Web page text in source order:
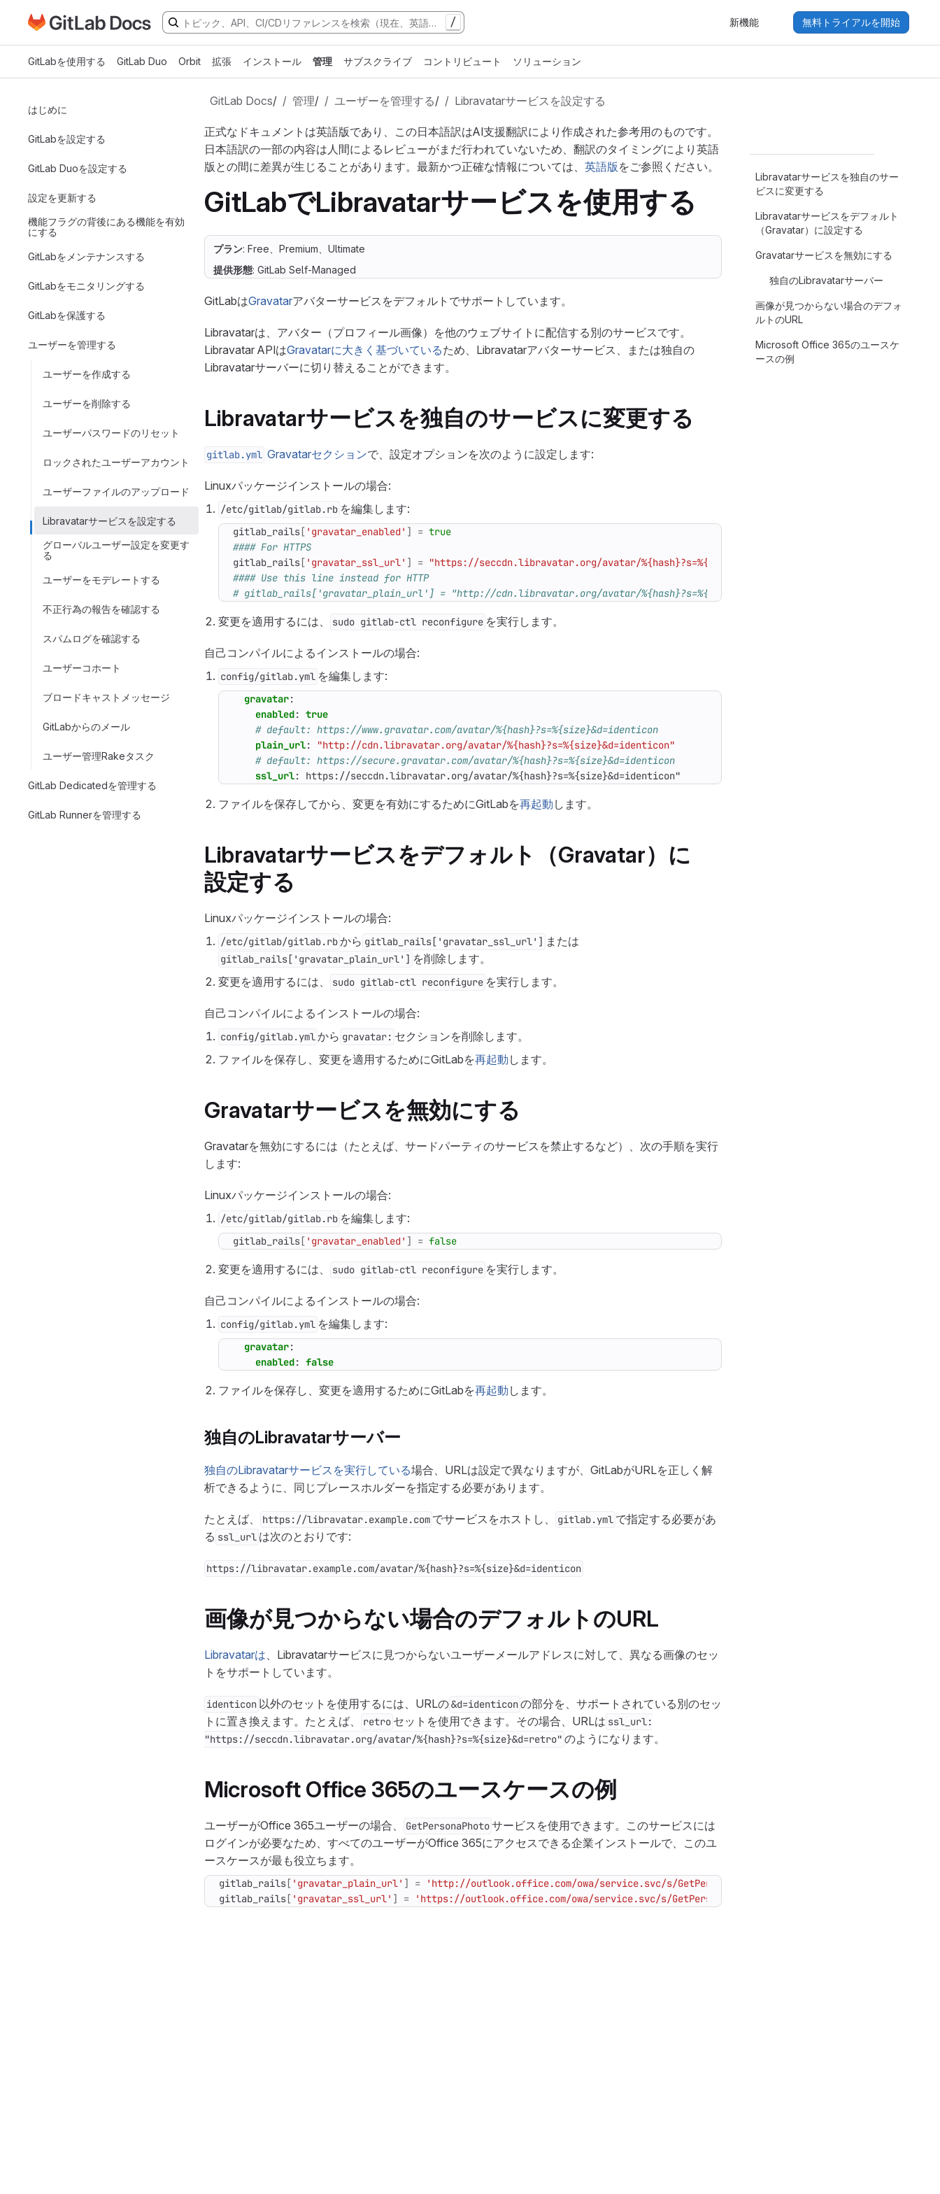
メインコンテンツにスキップ
GitLabドキュメントのホームページに移動 / 新機能 無料トライアルを開始
GitLabを使用する GitLab Duo Orbit 拡張 インストール 管理 サブスクライブ コントリビュート ソリューション
はじめに
GitLabを設定する
GitLab Duoを設定する
設定を更新する
機能フラグの背後にある機能を有効
にする
GitLabをメンテナンスする
GitLabをモニタリングする
GitLabを保護する
ユーザーを管理する
ユーザーを作成する
ユーザーを削除する
ユーザーパスワードのリセット
ロックされたユーザーアカウント
ユーザーファイルのアップロード
Libravatarサービスを設定する
グローバルユーザー設定を変更す
る
ユーザーをモデレートする
不正行為の報告を確認する
スパムログを確認する
ユーザーコホート
ブロードキャストメッセージ
GitLabからのメール
ユーザー管理Rakeタスク
GitLab Dedicatedを管理する
GitLab Runnerを管理する
GitLab Docs/ 管理/ ユーザーを管理する/ Libravatarサービスを設定する
正式なドキュメントは英語版であり、この日本語訳はAI支援翻訳により作成された参考用のものです。
日本語訳の一部の内容は人間によるレビューがまだ行われていないため、翻訳のタイミングにより英語
版との間に差異が生じることがあります。最新かつ正確な情報については、 英語版 をご参照ください。
GitLabでLibravatarサービスを使用する
プラン: Free、Premium、Ultimate
提供形態: GitLab Self-Managed
GitLabはGravatarアバターサービスをデフォルトでサポートしています。
Libravatarは、アバター（プロフィール画像）を他のウェブサイトに配信する別のサービスです。
Libravatar APIはGravatarに大きく基づいているため、Libravatarアバターサービス、または独自の
Libravatarサーバーに切り替えることができます。
Libravatarサービスを独自のサービスに変更する
gitlab.yml Gravatarセクションで、設定オプションを次のように設定します:
Linuxパッケージインストールの場合:
/etc/gitlab/gitlab.rb を編集します:
gitlab_rails[ 'gravatar_enabled' ] = true
#### For HTTPS
gitlab_rails[ 'gravatar_ssl_url' ] = "https://seccdn.libravatar.org/avatar/%{hash}?s=%{size}&d=identicon"
#### Use this line instead for HTTP
# gitlab_rails['gravatar_plain_url'] = "http://cdn.libravatar.org/avatar/%{hash}?s=%{size}&d=identicon"
変更を適用するには、 sudo gitlab-ctl reconfigure を実行します。
自己コンパイルによるインストールの場合:
config/gitlab.yml を編集します:
gravatar:
enabled: true
# default: https://www.gravatar.com/avatar/%{hash}?s=%{size}&d=identicon
plain_url:
"http://cdn.libravatar.org/avatar/%{hash}?s=%{size}&d=identicon"
# default: https://secure.gravatar.com/avatar/%{hash}?s=%{size}&d=identicon
ssl_url: https://seccdn.libravatar.org/avatar/%{hash}?s=%{size}&d=identicon"
ファイルを保存してから、変更を有効にするためにGitLabを再起動 します。
Libravatarサービスをデフォルト（Gravatar）に
設定する
Linuxパッケージインストールの場合:
/etc/gitlab/gitlab.rbから gitlab_rails['gravatar_ssl_url'] または
gitlab_rails['gravatar_plain_url'] を削除します。
変更を適用するには、
sudo gitlab-ctl reconfigure を実行します。
自己コンパイルによるインストールの場合:
config/gitlab.ymlから gravatar: セクションを削除します。
ファイルを保存し、変更を適用するためにGitLabを再起動 します。
Gravatarサービスを無効にする
Gravatarを無効にするには（たとえば、サードパーティのサービスを禁止するなど）、次の手順を実行
します:
Linuxパッケージインストールの場合:
/etc/gitlab/gitlab.rb を編集します:
gitlab_rails[ 'gravatar_enabled' ] = false
変更を適用するには、 sudo gitlab-ctl reconfigure を実行します。
自己コンパイルによるインストールの場合:
config/gitlab.yml を編集します:
gravatar:
enabled: false
ファイルを保存し、変更を適用するためにGitLabを再起動 します。
独自のLibravatarサーバー
独自のLibravatarサービスを実行している場合、URLは設定で異なりますが、GitLabがURLを正しく解
析できるように、同じプレースホルダーを指定する必要があります。
たとえば、 https://libravatar.example.com でサービスをホストし、 gitlab.yml で指定する必要があ
る ssl_url は次のとおりです:
https://libravatar.example.com/avatar/%{hash}?s=%{size}&d=identicon
画像が見つからない場合のデフォルトのURL
Libravatarは、Libravatarサービスに見つからないユーザーメールアドレスに対して、異なる画像のセッ
トをサポートしています。
identicon 以外のセットを使用するには、URLの&d=identiconの部分を、サポートされている別のセッ
トに置き換えます。たとえば、
retro セットを使用できます。その場合、URLは ssl_url:
"https://seccdn.libravatar.org/avatar/%{hash}?s=%{size}&d=retro" のようになります。
Microsoft Office 365のユースケースの例
ユーザーがOffice 365ユーザーの場合、 GetPersonaPhotoサービスを使用できます。このサービスには
ログインが必要なため、すべてのユーザーがOffice 365にアクセスできる企業インストールで、このユ
ースケースが最も役立ちます。
gitlab_rails[ 'gravatar_plain_url' ] =
'http://outlook.office.com/owa/service.svc/s/GetPersonaPhoto?email=%{email}&size=HR120x120'
gitlab_rails[ 'gravatar_ssl_url' ] = 'https://outlook.office.com/owa/service.svc/s/GetPersonaPhoto?email=%{email}&size=HR120x120'
Libravatarサービスを独自のサー
ビスに変更する
Libravatarサービスをデフォルト
（Gravatar）に設定する
Gravatarサービスを無効にする
独自のLibravatarサーバー
画像が見つからない場合のデフォ
ルトのURL
Microsoft Office 365のユースケ
ースの例